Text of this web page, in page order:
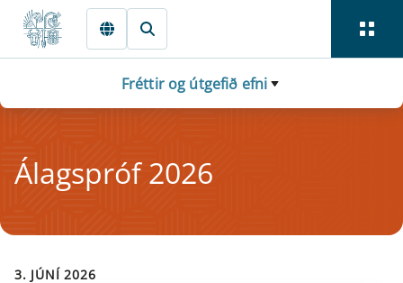
Fara beint í Meginmál
Fréttir og útgefið efni
Álagspróf 2026
3. JÚNÍ 2026